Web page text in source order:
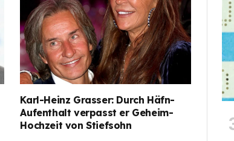
Karl-Heinz Grasser: Durch Häfn-
Aufenthalt verpasst er Geheim-
Hochzeit von Stiefsohn